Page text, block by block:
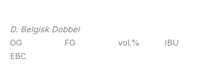
D. Belgisk Dobbel
OG FG vol.% IBU
EBC